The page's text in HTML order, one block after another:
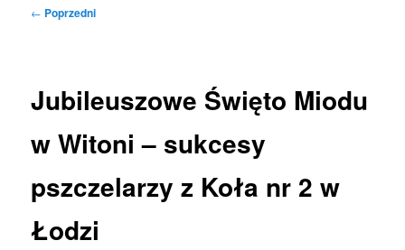
Nawigacja
← Poprzedni
Jubileuszowe Święto Miodu
w Witoni – sukcesy
pszczelarzy z Koła nr 2 w
Łodzi